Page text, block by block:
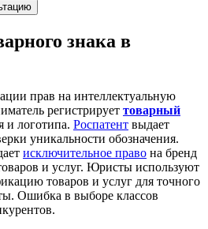
знака в
прав на интеллектуальную
регистрирует товарный
и логотипа. Роспатент выдает
уникальности обозначения.
исключительное право на бренд
и услуг. Юристы используют
товаров и услуг для точного
Ошибка в выборе классов